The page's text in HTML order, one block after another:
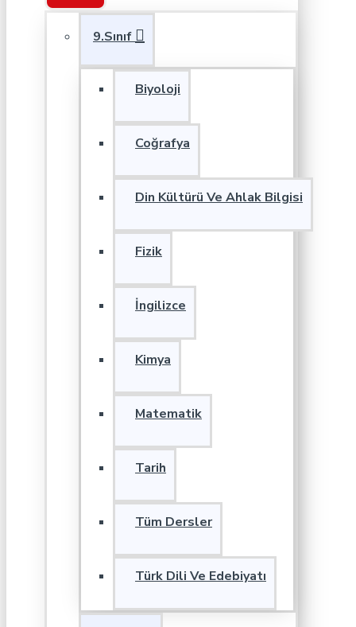
9.Sınıf
Biyoloji
Coğrafya
Din Kültürü Ve Ahlak Bilgisi
Fizik
İngilizce
Kimya
Matematik
Tarih
Tüm Dersler
Türk Dili Ve Edebiyatı